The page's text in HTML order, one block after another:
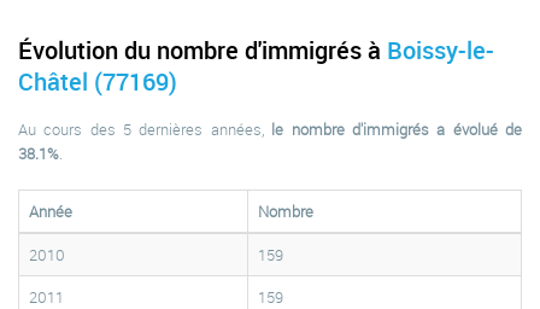
Évolution du nombre d'immigrés à Boissy-le-
Châtel (77169)
Au cours des 5 dernières années, le nombre d'immigrés a évolué de
38.1%.
Année
Nombre
2010
159
2011
159